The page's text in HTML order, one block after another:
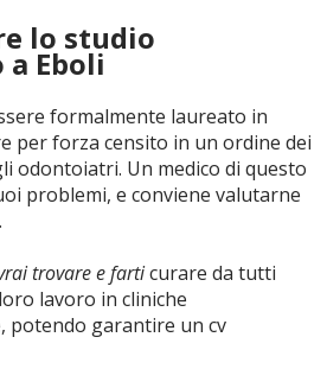
lo studio
Eboli
formalmente laureato in
per forza censito in un ordine dei
odontoiatri. Un medico di questo
problemi, e conviene valutarne
trovare e farticurare da tutti
lavoro in cliniche
potendo garantire un cv